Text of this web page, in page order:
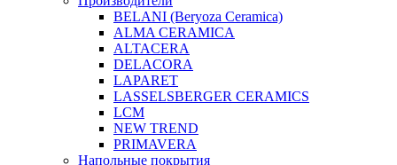
BELANI (Beryoza Ceramica)
ALMA CERAMICA
ALTACERA
DELACORA
LAPARET
LASSELSBERGER CERAMICS
LCM
NEW TREND
PRIMAVERA
Напольные покрытия